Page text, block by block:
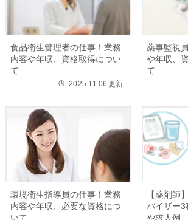
食品衛生管理者の仕事！業務
内容や年収、資格取得につい
て
🕒 2025.11.06 更新
薬事監視
や年収、
て
環境衛生指導員の仕事！業務
内容や年収、必要な資格につ
いて
【薬剤師
バイザー3
や求人例